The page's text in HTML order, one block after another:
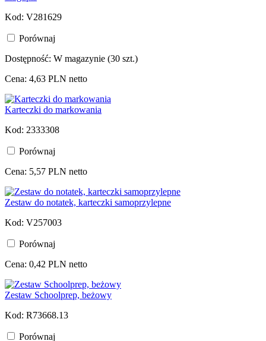
Kod: V281629
Porównaj
Dostępność: W magazynie (30 szt.)
Cena: 4,63 PLN netto
Karteczki do markowania
Kod: 2333308
Porównaj
Cena: 5,57 PLN netto
Zestaw do notatek, karteczki samoprzylepne
Kod: V257003
Porównaj
Cena: 0,42 PLN netto
Zestaw Schoolprep, beżowy
Kod: R73668.13
Porównaj